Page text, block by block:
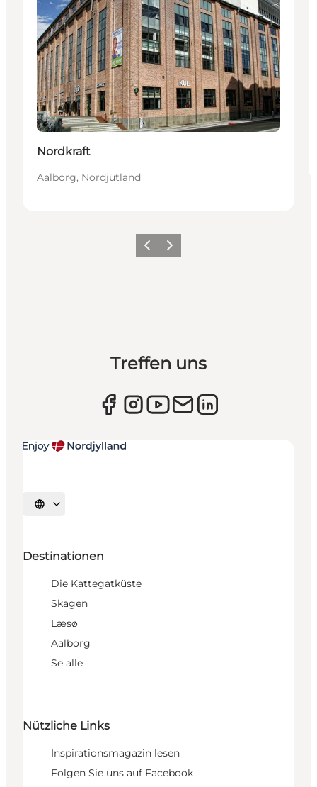
Nordkraft
Aalborg, Nordjütland
ZurückWeiter
Treffen uns
Sprache auswählen
Destinationen
Die Kattegatküste
Skagen
Læsø
Aalborg
Se alle
Nützliche Links
Inspirationsmagazin lesen
Folgen Sie uns auf Facebook